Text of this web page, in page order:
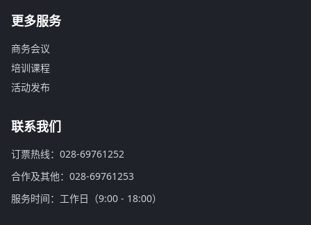
更多服务
商务会议
培训课程
活动发布
联系我们
订票热线：028-69761252
合作及其他：028-69761253
服务时间：工作日（9:00 - 18:00）